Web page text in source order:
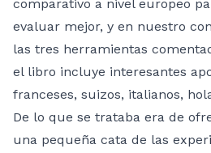
comparativo a nivel europeo
evaluar mejor, y en nuestro
las tres herramientas
el libro incluye interesantes
franceses, suizos, italianos,
De lo que se trataba era de
una pequeña cata de las